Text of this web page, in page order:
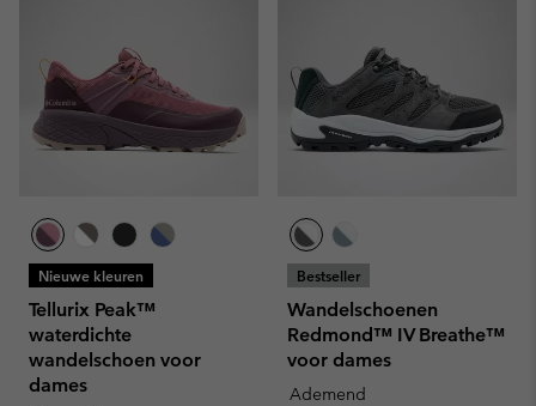
Nieuwe kleuren
Tellurix Peak™
waterdichte
wandelschoen voor
dames
Bestseller
Wandelschoenen
Redmond™ IV Breathe™
voor dames
Ademend